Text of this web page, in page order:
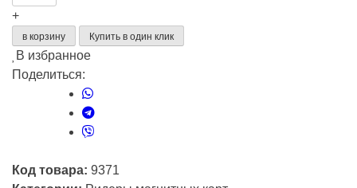
Ридер
магнитных
карт
к
PayTor
Арт
+
в корзину Купить в один клик
В избранное
Поделиться:
Код товара: 9371